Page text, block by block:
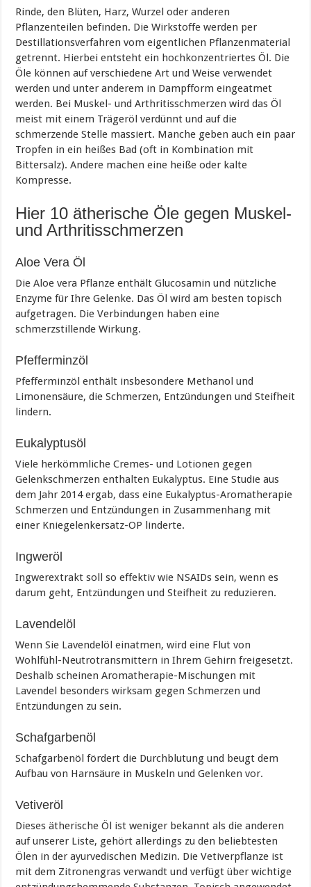
Rinde, den Blüten, Harz, Wurzel oder anderen
Pflanzenteilen befinden. Die Wirkstoffe werden per
Destillationsverfahren vom eigentlichen Pflanzenmaterial
getrennt. Hierbei entsteht ein hochkonzentriertes Öl. Die
Öle können auf verschiedene Art und Weise verwendet
werden und unter anderem in Dampfform eingeatmet
werden. Bei Muskel- und Arthritisschmerzen wird das Öl
meist mit einem Trägeröl verdünnt und auf die
schmerzende Stelle massiert. Manche geben auch ein paar
Tropfen in ein heißes Bad (oft in Kombination mit
Bittersalz). Andere machen eine heiße oder kalte
Kompresse.
Hier 10 ätherische Öle gegen Muskel-
und Arthritisschmerzen
Aloe Vera Öl
Die Aloe vera Pflanze enthält Glucosamin und nützliche
Enzyme für Ihre Gelenke. Das Öl wird am besten topisch
aufgetragen. Die Verbindungen haben eine
schmerzstillende Wirkung.
Pfefferminzöl
Pfefferminzöl enthält insbesondere Methanol und
Limonensäure, die Schmerzen, Entzündungen und Steifheit
lindern.
Eukalyptusöl
Viele herkömmliche Cremes- und Lotionen gegen
Gelenkschmerzen enthalten Eukalyptus. Eine Studie aus
dem Jahr 2014 ergab, dass eine Eukalyptus-Aromatherapie
Schmerzen und Entzündungen in Zusammenhang mit
einer Kniegelenkersatz-OP linderte.
Ingweröl
Ingwerextrakt soll so effektiv wie NSAIDs sein, wenn es
darum geht, Entzündungen und Steifheit zu reduzieren.
Lavendelöl
Wenn Sie Lavendelöl einatmen, wird eine Flut von
Wohlfühl-Neutrotransmittern in Ihrem Gehirn freigesetzt.
Deshalb scheinen Aromatherapie-Mischungen mit
Lavendel besonders wirksam gegen Schmerzen und
Entzündungen zu sein.
Schafgarbenöl
Schafgarbenöl fördert die Durchblutung und beugt dem
Aufbau von Harnsäure in Muskeln und Gelenken vor.
Vetiveröl
Dieses ätherische Öl ist weniger bekannt als die anderen
auf unserer Liste, gehört allerdings zu den beliebtesten
Ölen in der ayurvedischen Medizin. Die Vetiverpflanze ist
mit dem Zitronengras verwandt und verfügt über wichtige